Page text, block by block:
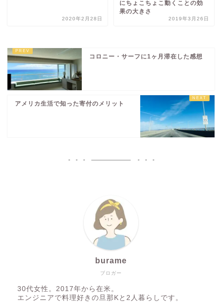
2020年2月28日
にちょこちょこ動くことの効
果の大きさ
2019年3月26日
コロニー・サーフに1ヶ月滞在した感想
アメリカ生活で知った寄付のメリット
ブロガー
burame
30代女性。2017年から在米。
エンジニアで料理好きの旦那Kと2人暮らしです。